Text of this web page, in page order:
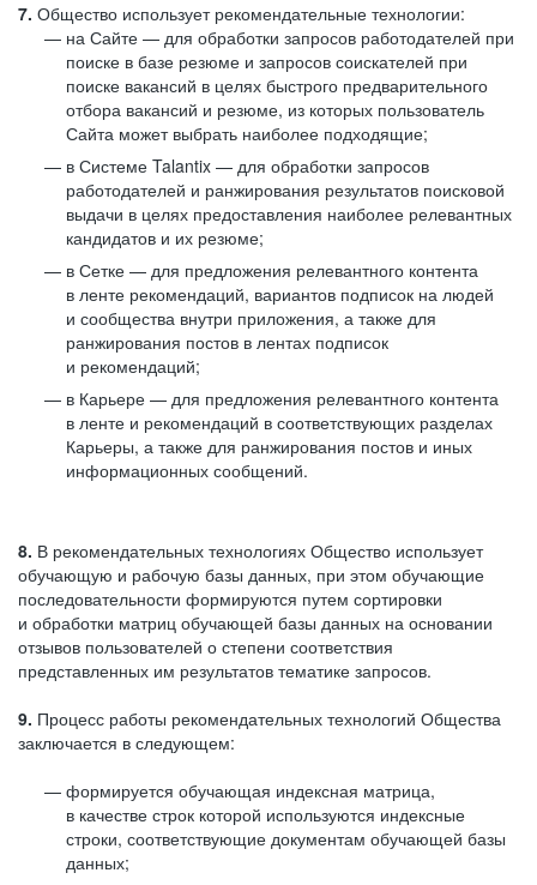
7. Общество использует рекомендательные технологии:
на Сайте — для обработки запросов работодателей при
поиске в базе резюме и запросов соискателей при
поиске вакансий в целях быстрого предварительного
отбора вакансий и резюме, из которых пользователь
Сайта может выбрать наиболее подходящие;
в Системе Talantix — для обработки запросов
работодателей и ранжирования результатов поисковой
выдачи в целях предоставления наиболее релевантных
кандидатов и их резюме;
в Сетке — для предложения релевантного контента
в ленте рекомендаций, вариантов подписок на людей
и сообщества внутри приложения, а также для
ранжирования постов в лентах подписок
и рекомендаций;
в Карьере — для предложения релевантного контента
в ленте и рекомендаций в соответствующих разделах
Карьеры, а также для ранжирования постов и иных
информационных сообщений.
8. В рекомендательных технологиях Общество использует
обучающую и рабочую базы данных, при этом обучающие
последовательности формируются путем сортировки
и обработки матриц обучающей базы данных на основании
отзывов пользователей о степени соответствия
представленных им результатов тематике запросов.
9. Процесс работы рекомендательных технологий Общества
заключается в следующем:
формируется обучающая индексная матрица,
в качестве строк которой используются индексные
строки, соответствующие документам обучающей базы
данных;